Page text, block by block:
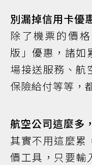
別漏掉信用卡優
除了機票的價
版」優惠，諸如
場接送服務、航
保險給付等等，
航空公司這麼多
其實不用這麼累
價工具，只要輸